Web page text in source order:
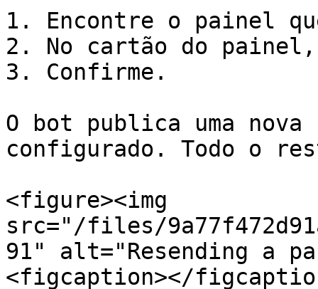
1. Encontre o painel
2. No cartão do
3. Confirme.
O bot publica uma
configurado. Todo o
<figure><img
src="/files/
91" alt="Resending a
<figcaption></